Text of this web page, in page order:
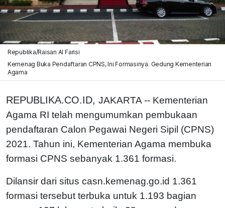
Republika/Raisan Al Farisi
Kemenag Buka Pendaftaran CPNS, Ini Formasinya. Gedung Kementerian
Agama
REPUBLIKA.CO.ID, JAKARTA -- Kementerian
Agama RI telah mengumumkan pembukaan
pendaftaran Calon Pegawai Negeri Sipil (CPNS)
2021. Tahun ini, Kementerian Agama membuka
formasi CPNS sebanyak 1.361 formasi.
Dilansir dari situs casn.kemenag.go.id 1.361
formasi tersebut terbuka untuk 1.193 bagian